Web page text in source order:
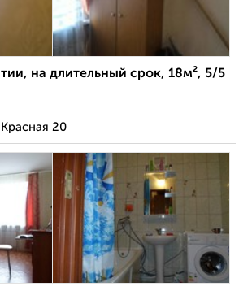
на длительный срок, 18м², 5/5
20